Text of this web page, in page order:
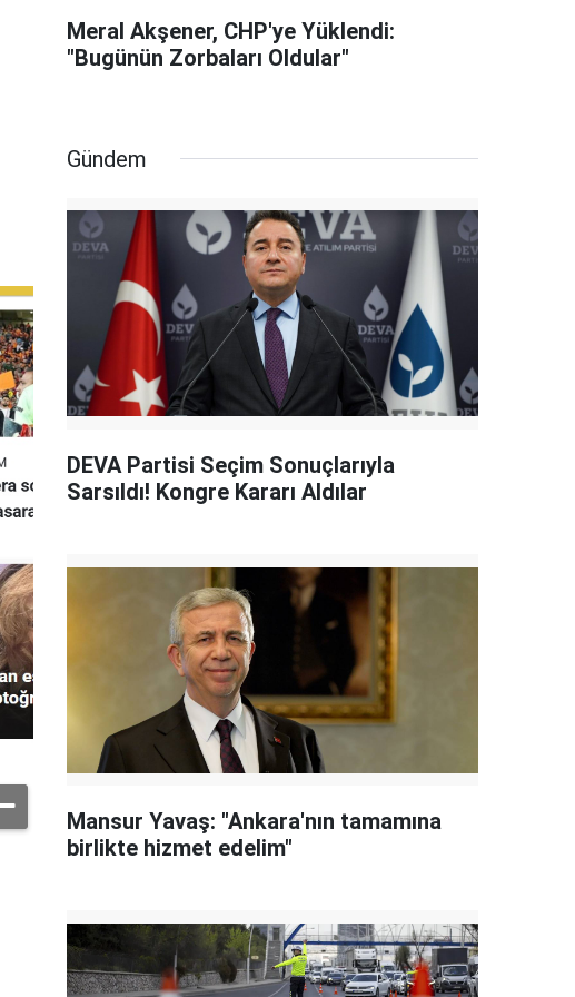
Meral Akşener, CHP'ye Yüklendi:
"Bugünün Zorbaları Oldular"
Gündem
DEVA Partisi Seçim Sonuçlarıyla
Sarsıldı! Kongre Kararı Aldılar
Mansur Yavaş: "Ankara'nın tamamına
birlikte hizmet edelim"